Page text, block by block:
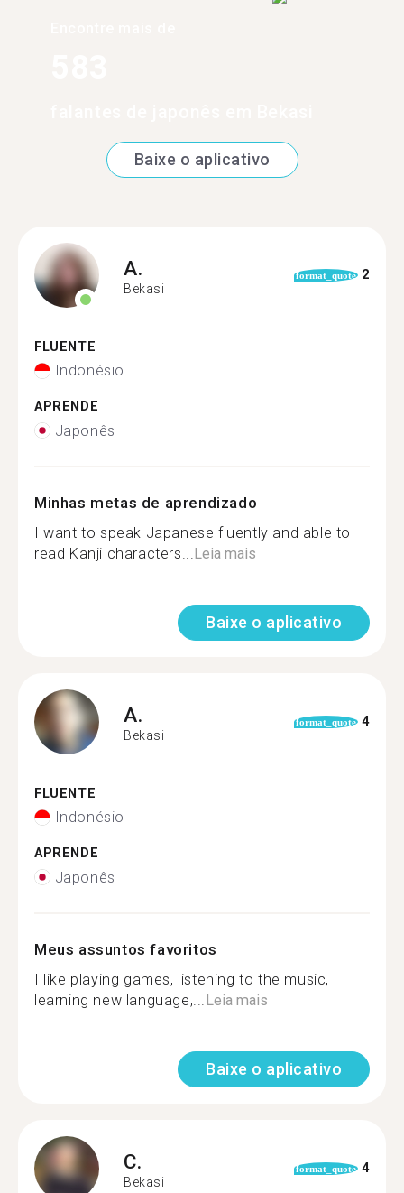
Baixe o aplicativo
A.
Bekasi
format_quote 2
FLUENTE
Indonésio
APRENDE
Japonês
Minhas metas de aprendizado
I want to speak Japanese fluently and able to
read Kanji characters... Leia mais
Baixe o aplicativo
A.
Bekasi
format_quote 4
FLUENTE
Indonésio
APRENDE
Japonês
Meus assuntos favoritos
I like playing games, listening to the music,
learning new language,... Leia mais
Baixe o aplicativo
C.
Bekasi
format_quote 4